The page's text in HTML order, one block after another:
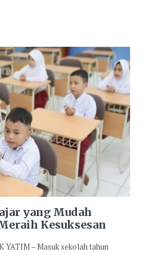
yang Mudah
Kesuksesan
YATIM – Masuk sekolah tahun